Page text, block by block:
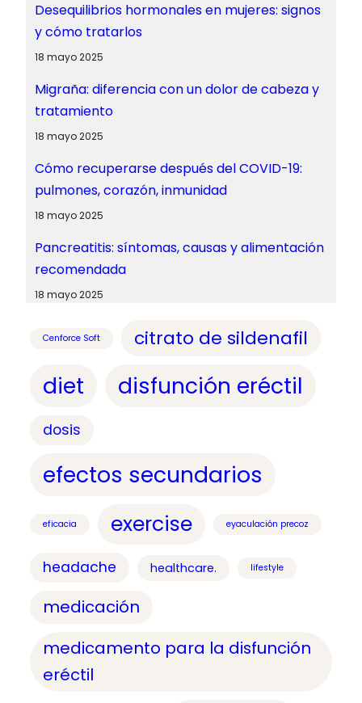
Desequilibrios hormonales en mujeres: signos
y cómo tratarlos
18 mayo 2025
Migraña: diferencia con un dolor de cabeza y
tratamiento
18 mayo 2025
Cómo recuperarse después del COVID-19:
pulmones, corazón, inmunidad
18 mayo 2025
Pancreatitis: síntomas, causas y alimentación
recomendada
18 mayo 2025
Cenforce Soft citrato de sildenafil
diet disfunción eréctil
dosis
efectos secundarios
eficacia exercise eyaculación precoz
headache healthcare. lifestyle
medicación
medicamento para la disfunción
eréctil